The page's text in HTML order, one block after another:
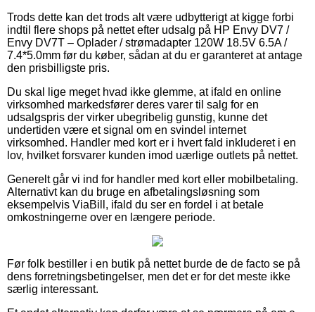
Trods dette kan det trods alt være udbytterigt at kigge forbi
indtil flere shops på nettet efter udsalg på HP Envy DV7 /
Envy DV7T – Oplader / strømadapter 120W 18.5V 6.5A /
7.4*5.0mm før du køber, sådan at du er garanteret at antage
den prisbilligste pris.
Du skal lige meget hvad ikke glemme, at ifald en online
virksomhed markedsfører deres varer til salg for en
udsalgspris der virker ubegribelig gunstig, kunne det
undertiden være et signal om en svindel internet
virksomhed. Handler med kort er i hvert fald inkluderet i en
lov, hvilket forsvarer kunden imod uærlige outlets på nettet.
Generelt går vi ind for handler med kort eller mobilbetaling.
Alternativt kan du bruge en afbetalingsløsning som
eksempelvis ViaBill, ifald du ser en fordel i at betale
omkostningerne over en længere periode.
Før folk bestiller i en butik på nettet burde de de facto se på
dens forretningsbetingelser, men det er for det meste ikke
særlig interessant.